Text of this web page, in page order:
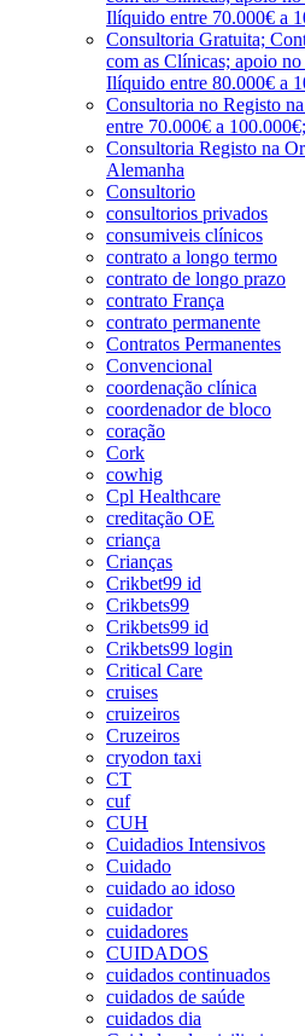
Ilíquido entre 70.000€ a
Consultoria Gratuita;
com as Clínicas; apoio
Ilíquido entre 80.000€ a
Consultoria no Registo
entre 70.000€ a
Consultoria Registo na
Alemanha
Consultorio
consultorios privados
consumiveis clínicos
contrato a longo termo
contrato de longo prazo
contrato França
contrato permanente
Contratos Permanentes
Convencional
coordenação clínica
coordenador de bloco
coração
Cork
cowhig
Cpl Healthcare
creditação OE
criança
Crianças
Crikbet99 id
Crikbets99
Crikbets99 id
Crikbets99 login
Critical Care
cruises
cruizeiros
Cruzeiros
cryodon taxi
CT
cuf
CUH
Cuidadios Intensivos
Cuidado
cuidado ao idoso
cuidador
cuidadores
CUIDADOS
cuidados continuados
cuidados de saúde
cuidados dia